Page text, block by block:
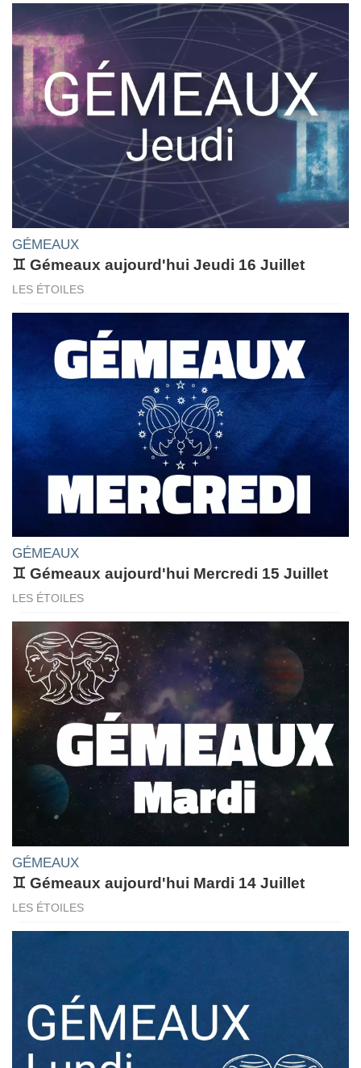
GÉMEAUX
♊ Gémeaux aujourd'hui Jeudi 16 Juillet
LES ÉTOILES
GÉMEAUX
♊ Gémeaux aujourd'hui Mercredi 15 Juillet
LES ÉTOILES
GÉMEAUX
♊ Gémeaux aujourd'hui Mardi 14 Juillet
LES ÉTOILES